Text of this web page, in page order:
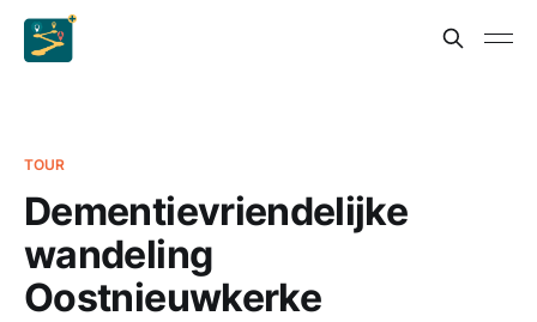
TOUR
Dementievriendelijke
wandeling
Oostnieuwkerke